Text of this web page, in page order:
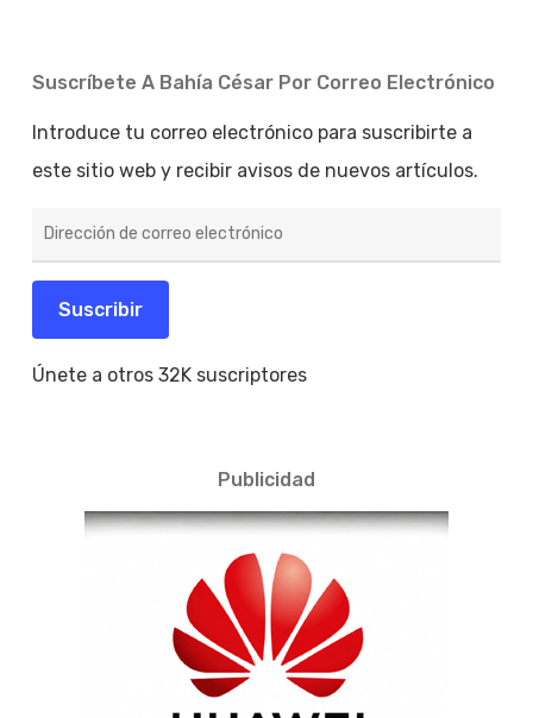
Suscríbete A Bahía César Por Correo Electrónico
Introduce tu correo electrónico para suscribirte a
este sitio web y recibir avisos de nuevos artículos.
de
electrónico
Suscribir
Únete a otros 32K suscriptores
Publicidad